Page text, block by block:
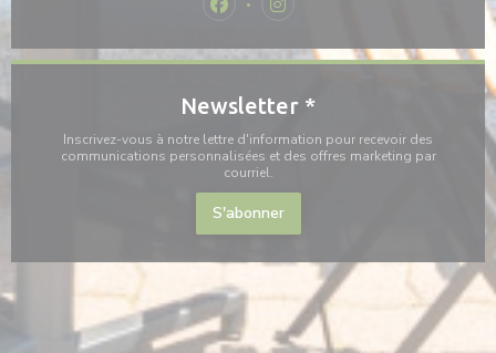
Facebook ((ouvre une nouvelle
Instagram ((ouvre une
Newsletter *
Inscrivez-vous à notre lettre d'information pour recevoir des
communications personnalisées et des offres marketing par
courriel.
S'abonner